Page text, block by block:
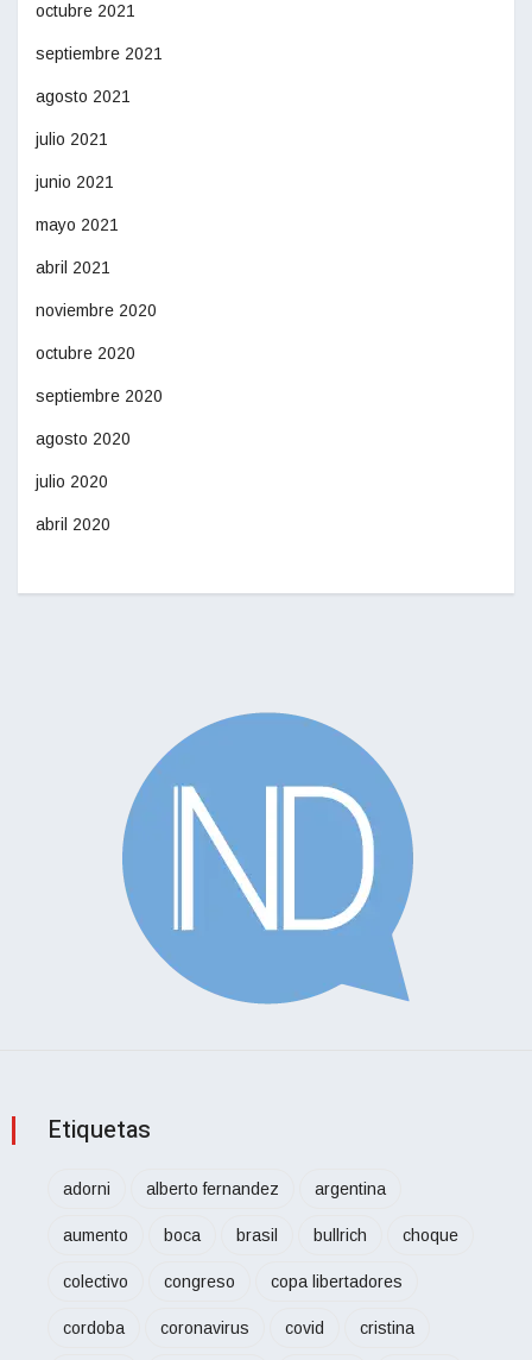
octubre 2021
septiembre 2021
agosto 2021
julio 2021
junio 2021
mayo 2021
abril 2021
noviembre 2020
octubre 2020
septiembre 2020
agosto 2020
julio 2020
abril 2020
Etiquetas
adorni alberto fernandez argentina
aumento boca brasil bullrich choque
colectivo congreso copa libertadores
cordoba coronavirus covid cristina